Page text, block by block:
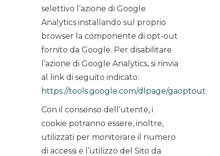
selettivo l’azione di Google
Analytics installando sul proprio
browser la componente di opt-out
fornito da Google. Per disabilitare
l’azione di Google Analytics, si rinvia
al link di seguito indicato:
https://tools.google.com/dlpage/gaoptout.
Con il consenso dell’utente, i
cookie potranno essere, inoltre,
utilizzati per monitorare il numero
di accessi e l’utilizzo del Sito da